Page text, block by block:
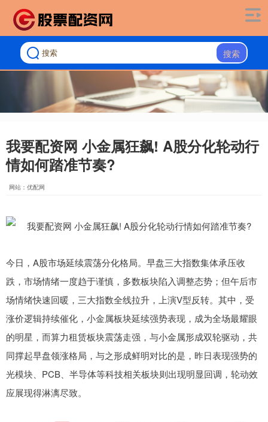
搜索
我要配资网 小金属狂飙! A股分化轮动行
情如何踏准节奏?
网站：优配网
今日，A股市场延续震荡分化格局。早盘三大指数集体承压收
跌，市场情绪一度趋于谨慎，多数板块陷入调整态势；但午后市
场情绪快速回暖，三大指数全线拉升，上演V型反转。其中，受
涨价逻辑持续催化，小金属板块延续强势表现，成为全场最耀眼
的明星，而算力租赁板块震荡走强，与小金属形成双轮驱动，共
同撑起早盘领涨格局，与之形成鲜明对比的是，昨日表现强势的
光模块、PCB、半导体等科技相关板块则出现明显回调，轮动效
应展现得淋漓尽致。